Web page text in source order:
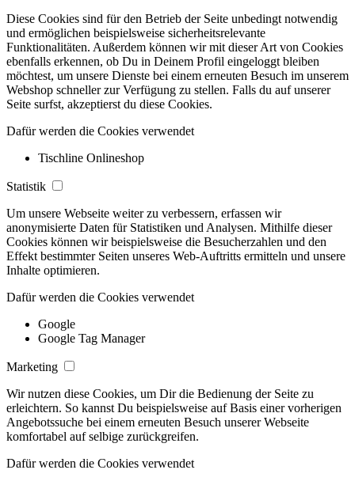
Diese Cookies sind für den Betrieb der Seite unbedingt notwendig
und ermöglichen beispielsweise sicherheitsrelevante
Funktionalitäten. Außerdem können wir mit dieser Art von Cookies
ebenfalls erkennen, ob Du in Deinem Profil eingeloggt bleiben
möchtest, um unsere Dienste bei einem erneuten Besuch im unserem
Webshop schneller zur Verfügung zu stellen. Falls du auf unserer
Seite surfst, akzeptierst du diese Cookies.
Dafür werden die Cookies verwendet
Tischline Onlineshop
Statistik
Um unsere Webseite weiter zu verbessern, erfassen wir
anonymisierte Daten für Statistiken und Analysen. Mithilfe dieser
Cookies können wir beispielsweise die Besucherzahlen und den
Effekt bestimmter Seiten unseres Web-Auftritts ermitteln und unsere
Inhalte optimieren.
Dafür werden die Cookies verwendet
Google
Google Tag Manager
Marketing
Wir nutzen diese Cookies, um Dir die Bedienung der Seite zu
erleichtern. So kannst Du beispielsweise auf Basis einer vorherigen
Angebotssuche bei einem erneuten Besuch unserer Webseite
komfortabel auf selbige zurückgreifen.
Dafür werden die Cookies verwendet